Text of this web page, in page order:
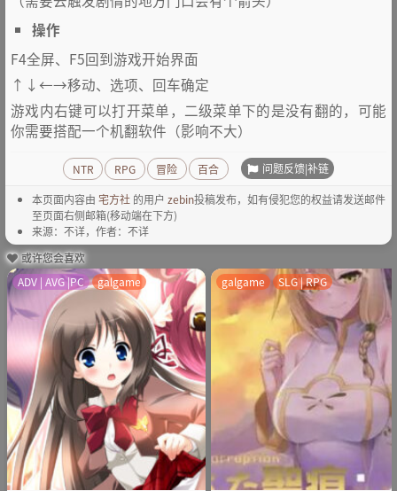
操作
F4全屏、F5回到游戏开始界面
↑↓←→移动、选项、回车确定
游戏内右键可以打开菜单，二级菜单下的是没有翻的，可能
你需要搭配一个机翻软件（影响不大）
NTR RPG 冒险 百合 问题反馈|补链
本页面内容由 宅方社 的用户 zebin投稿发布，如有侵犯您的权益请发送邮件
至页面右侧邮箱(移动端在下方)
来源：不详，作者：不详
或许您会喜欢
ADV | AVG |PC galgame galgame SLG | RPG